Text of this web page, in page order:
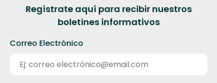
Regístrate aquí para recibir nuestros
boletines informativos
Correo Electrónico